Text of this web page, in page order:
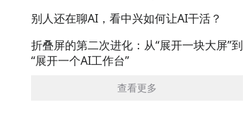
别人还在聊AI，看中兴如何让AI干活？
折叠屏的第二次进化：从“展开一块大屏”到
“展开一个AI工作台”
查看更多